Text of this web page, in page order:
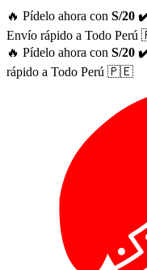
🔥 Pídelo ahora con S/20
Envío rápido a Todo
🔥 Pídelo ahora con S/20
rápido a Todo Perú 🇵🇪